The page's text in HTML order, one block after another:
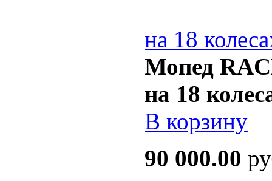
на 18
Мопед
на 18
В корзину
90 000.00